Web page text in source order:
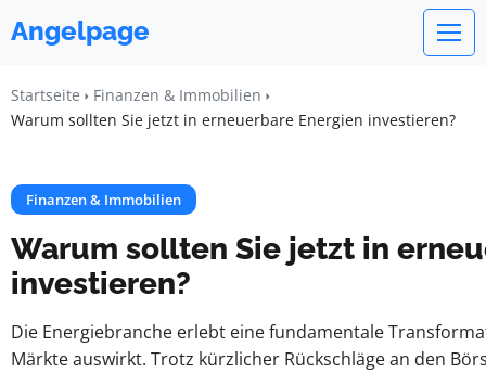
Angelpage
Startseite
Finanzen & Immobilien
Warum sollten Sie jetzt in erneuerbare Energien investieren?
Finanzen & Immobilien
Warum sollten Sie jetzt in
investieren?
Die Energiebranche erlebt eine fundamentale
Märkte auswirkt. Trotz kürzlicher Rückschläge an den